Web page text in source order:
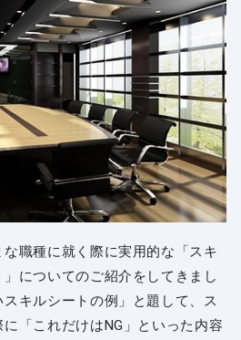
職種に就く際に実用的な「スキ
についてのご紹介をしてきまし
キルシートの例」と題して、ス
「これだけはNG」といった内容